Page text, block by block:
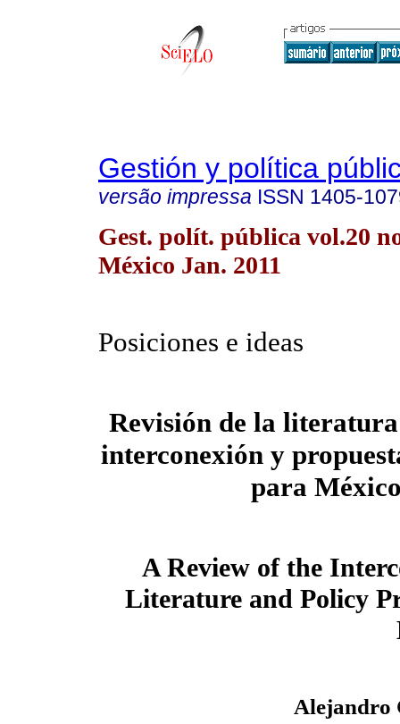
Gestión y política
versão impressa ISSN 1405-
Gest. polít. pública vol.20
México Jan. 2011
Posiciones e ideas
Revisión de la
interconexión y
para
A Review of the
Literature and Policy
Alejandro